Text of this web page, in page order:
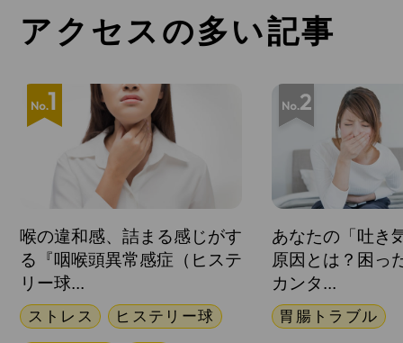
アクセスの多い記事
喉の違和感、詰まる感じがす
る『咽喉頭異常感症（ヒステ
リー球...
ストレス ヒステリー球
あなたの「吐き
原因とは？困っ
カンタ...
胃腸トラブル